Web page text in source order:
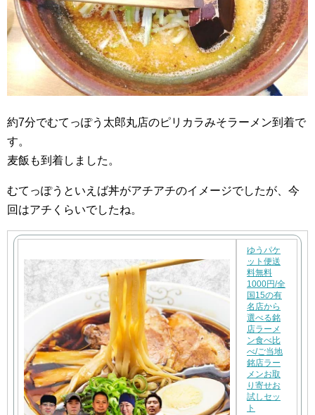
約7分でむてっぽう太郎丸店のピリカラみそラーメン到着で
す。
麦飯も到着しました。
むてっぽうといえば丼がアチアチのイメージでしたが、今
回はアチくらいでしたね。
ゆうパケ
ット便送
料無料
1000円/全
国15の有
名店から
選べる銘
店ラーメ
ン食べ比
べ/ご当地
銘店ラー
メンお取
り寄せお
試しセッ
ト